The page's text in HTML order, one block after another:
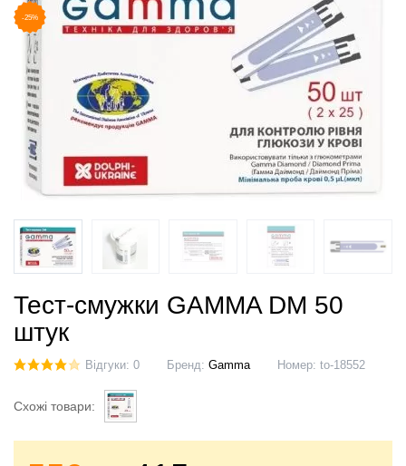
-25%
Тест-смужки GAMMA DM 50
штук
Відгуки: 0 Бренд: Gamma Номер: to-18552
Схожі товари: